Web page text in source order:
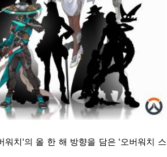
워치'의 올 한 해 방향을 담은 '오버워치 스